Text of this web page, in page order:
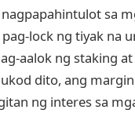
sa
lock ng tiyak na
aalok ng staking
dito, ang
ng interes sa